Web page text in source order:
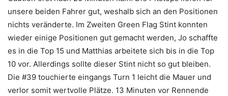
unsere beiden Fahrer gut, weshalb sich an den Positionen
nichts veränderte. Im Zweiten Green Flag Stint konnten
wieder einige Positionen gut gemacht werden, Jo schaffte
es in die Top 15 und Matthias arbeitete sich bis in die Top
10 vor. Allerdings sollte dieser Stint nicht so gut bleiben.
Die #39 touchierte eingangs Turn 1 leicht die Mauer und
verlor somit wertvolle Plätze. 13 Minuten vor Rennende